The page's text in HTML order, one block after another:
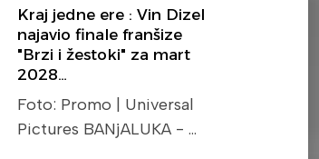
Kraj jedne ere : Vin Dizel
najavio finale franšize
"Brzi i žestoki" za mart
2028…
Foto: Promo | Universal
Pictures BANjALUKA - …